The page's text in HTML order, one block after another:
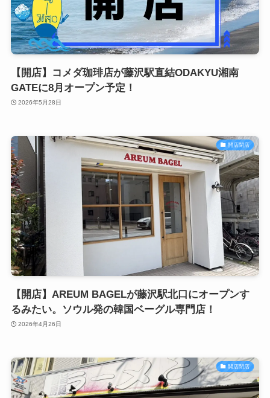
【開店】コメダ珈琲店が藤沢駅直結ODAKYU湘南
GATEに8月オープン予定！
2026年5月28日
開店閉店
【開店】AREUM BAGELが藤沢駅北口にオープンす
るみたい。ソウル発の韓国ベーグル専門店！
2026年4月26日
開店閉店